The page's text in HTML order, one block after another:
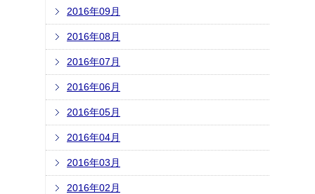
2016年09月
2016年08月
2016年07月
2016年06月
2016年05月
2016年04月
2016年03月
2016年02月